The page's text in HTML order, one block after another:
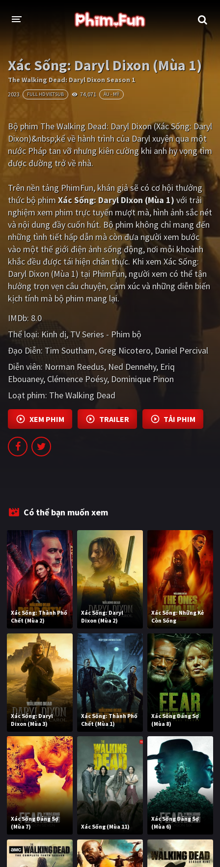
THỂ LOẠI
Thần thoại - Cổ trang Hành động
Tâm lý Chiến tranh
Kinh dị Tội phạm - Hình sự
Phiêu lưu Hài hước
Khoa học - Tài liệu
Hoạt hình Thể thao
Tình cảm - Lãng mạn Kỳ ảo
Giật gân Gia đình
Bí ẩn Lịch sử
Viễn Tây Tiểu sử
GameShow DramaTV
QUỐC GIA
Hàn Quốc Nhật Bản
Ấn Độ Việt Nam
Tổng hợp
CẬP NHẬT
PHIM MỚI
PHIM CHIẾU RẠP
TUYỂN TẬP PHIM
BLOG
Xác Sống: Daryl Dixon (Mùa 1)
The Walking Dead: Daryl Dixon Season 1
2023 FULL HD VIETSUB 74,071 ÂU - MỸ
Bộ phim The Walking Dead: Daryl Dixon (Xác Sống: Daryl
Dixon)&nbsp;kể về hành trình của Daryl xuyên qua một
nước Pháp tan vỡ nhưng kiên cường khi anh hy vọng tìm
được đường trở về nhà.
Trên nền tảng PhimFun, khán giả sẽ có cơ hội thưởng
thức bộ phimXác Sống: Daryl Dixon (Mùa 1)với trải
nghiệm xem phim trực tuyến mượt mà, hình ảnh sắc nét
và nội dung đầy cuốn hút. Bộ phim không chỉ mang đến
những tình tiết hấp dẫn mà còn đưa người xem bước
vào một thế giới điện ảnh sống động, nơi mỗi khoảnh
khắc đều được tái hiện chân thực. Khi xem Xác Sống:
Daryl Dixon (Mùa 1) tại PhimFun, người xem có thể tận
hưởng trọn vẹn câu chuyện, cảm xúc và những diễn biến
kịch tính mà bộ phim mang lại.
IMDb: 8.0
Thể loại: Kinh dị TV Series - Phim bộ
Đạo Diễn: Tim Southam Greg Nicotero Daniel Percival
Diễn viên: Norman Reedus Ned Dennehy Eriq
Ebouaney Clémence Poésy Dominique Pinon
Loạt phim: The Walking Dead
XEM PHIM TRAILER TẢI PHIM
Có thể bạn muốn xem
Xác Sống: Thành Phố
Chết (Mùa 2)
Xác Sống: Daryl
Dixon (Mùa 2)
Xác Sống: Những Kẻ
Còn Sống
Xác Sống: Daryl
Dixon (Mùa 3)
Xác Sống: Thành Phố
Chết (Mùa 1)
Xác Sống Đáng Sợ
(Mùa 8)
Xác Sống Đáng Sợ
(Mùa 7)
Xác Sống (Mùa 11)
Xác Sống Đáng Sợ
(Mùa 6)